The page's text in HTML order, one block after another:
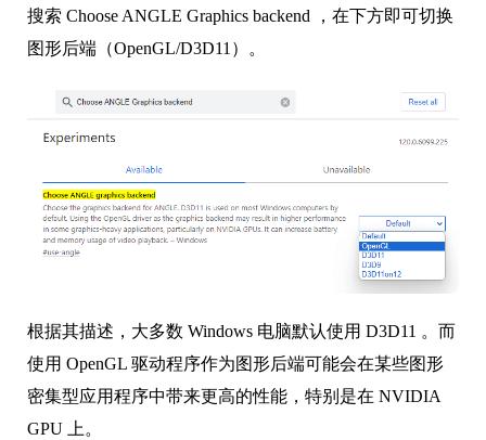
搜索 Choose ANGLE Graphics backend ，在下方即可切换
图形后端（OpenGL/D3D11）。
根据其描述，大多数 Windows 电脑默认使用 D3D11 。而
使用 OpenGL 驱动程序作为图形后端可能会在某些图形
密集型应用程序中带来更高的性能，特别是在 NVIDIA
GPU 上。